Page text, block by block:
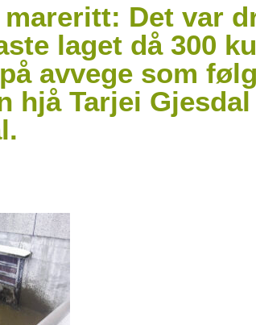
Det var
laget då 300
avvege som
hjå Tarjei